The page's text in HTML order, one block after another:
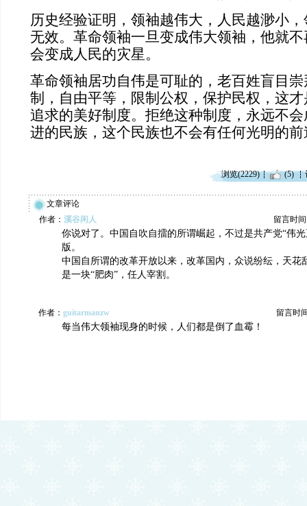
历史经验证明，领袖越伟大，人民越渺小
无效。革命领袖一旦变成伟大领袖，他就
会变成人民的灾星。
革命领袖居功自伟是可耻的，老百姓盲目
制，自由平等，限制公权，保护民权，这
追求的美好制度。拒绝这种制度，永远不
进的民族，这个民族也不会有任何光明的前
浏览(2229) (5)
文章评论
作者： 溪谷闲人 留言时间
你说对了。中国自吹自擂的所谓崛起，不过是共产党“伟
版。
中国自所谓的改革开放以来，改革国内，众说纷纭，天花
是一块“肥肉”，任人宰割。
作者： guitarmanzw 留言时
每当伟大领袖现身的时候，人们都是倒了血霉！